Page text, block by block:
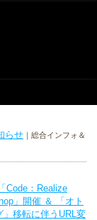
らせ ｜総合インフォ＆
Code：Realize
」開催 ＆ 「オト
」移転に伴うURL変